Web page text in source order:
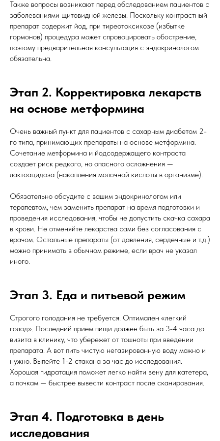
Также вопросы возникают перед обследованием пациентов с
заболеваниями щитовидной железы. Поскольку контрастный
препарат содержит йод, при тиреотоксикозе (избытке
гормонов) процедура может спровоцировать обострение,
поэтому предварительная консультация с эндокринологом
обязательна.
Этап 2. Корректировка лекарств
на основе метформина
Очень важный пункт для пациентов с сахарным диабетом 2-
го типа, принимающих препараты на основе метформина.
Сочетание метформина и йодсодержащего контраста
создает риск редкого, но опасного осложнения —
лактоацидоза (накопления молочной кислоты в организме).
Обязательно обсудите с вашим эндокринологом или
терапевтом, чем заменить препарат на время подготовки и
проведения исследования, чтобы не допустить скачка сахара
в крови. Не отменяйте лекарства сами без согласования с
врачом. Остальные препараты (от давления, сердечные и т.д.)
можно принимать в обычном режиме, если врач не указал
иного.
Этап 3. Еда и питьевой режим
Строгого голодания не требуется. Оптимален «легкий
голод». Последний прием пищи должен быть за 3-4 часа до
визита в клинику, что убережет от тошноты при введении
препарата. А вот пить чистую негазированную воду можно и
нужно. Выпейте 1-2 стакана за час до исследования.
Хорошая гидратация поможет легко найти вену для катетера,
а почкам — быстрее вывести контраст после сканирования.
Этап 4. Подготовка в день
исследования